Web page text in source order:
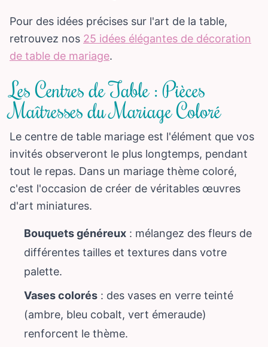
Pour des idées précises sur l'art de la table,
retrouvez nos 25 idées élégantes de décoration
de table de mariage.
Les Centres de Table : Pièces
Maîtresses du Mariage Coloré
Le centre de table mariage est l'élément que vos
invités observeront le plus longtemps, pendant
tout le repas. Dans un mariage thème coloré,
c'est l'occasion de créer de véritables œuvres
d'art miniatures.
Bouquets généreux : mélangez des fleurs de
différentes tailles et textures dans votre
palette.
Vases colorés : des vases en verre teinté
(ambre, bleu cobalt, vert émeraude)
renforcent le thème.